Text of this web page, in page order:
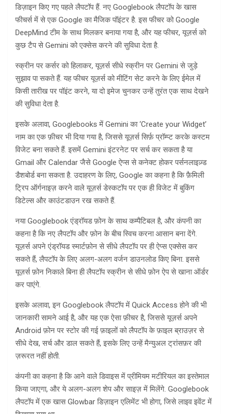
डिज़ाइन किए गए पहले लैपटॉप हैं. नए Googlebook लैपटॉप के खास
फीचर्स में से एक Google का मैजिक पॉइंटर है. इस फीचर को Google
DeepMind टीम के साथ मिलकर बनाया गया है, और यह फीचर, यूज़र्स को
कुछ टैप से Gemini को एक्सेस करने की सुविधा देता है.
स्क्रीन पर कर्सर को हिलाकर, यूज़र्स सीधे स्क्रीन पर Gemini से जुड़े
सुझाव पा सकते हैं. यह फीचर यूज़र्स को मीटिंग सेट करने के लिए ईमेल में
किसी तारीख पर पॉइंट करने, या दो इमेज चुनकर उन्हें तुरंत एक साथ देखने
की सुविधा देता है.
इसके अलावा, Googlebooks में Gemini का ‘Create your Widget’
नाम का एक फ़ीचर भी दिया गया है, जिससे यूज़र्स सिर्फ़ प्रॉम्प्ट करके कस्टम
विजेट बना सकते हैं. इसमें Gemini इंटरनेट पर सर्च कर सकता है या
Gmail और Calendar जैसे Google ऐप्स से कनेक्ट होकर पर्सनलाइज़्ड
डैशबोर्ड बना सकता है. उदाहरण के लिए, Google का कहना है कि फ़ैमिली
ट्रिप ऑर्गनाइज़ करने वाले यूज़र्स डेस्कटॉप पर एक ही विजेट में बुकिंग
डिटेल्स और काउंटडाउन रख सकते हैं.
नया Googlebook एंड्रॉयड फ़ोन के साथ कम्पैटिबल है, और कंपनी का
कहना है कि नए लैपटॉप और फ़ोन के बीच स्विच करना आसान बना देंगे.
यूज़र्स अपने एंड्रॉयड स्मार्टफ़ोन से सीधे लैपटॉप पर ही ऐप्स एक्सेस कर
सकते हैं, लैपटॉप के लिए अलग-अलग वर्जन डाउनलोड किए बिना. इससे
यूज़र्स फ़ोन निकाले बिना ही लैपटॉप स्क्रीन से सीधे फ़ोन ऐप से खाना ऑर्डर
कर पाएंगे.
इसके अलावा, इन Googlebook लैपटॉप में Quick Access होने की भी
जानकारी सामने आई है, और यह एक ऐसा फ़ीचर है, जिससे यूज़र्स अपने
Android फ़ोन पर स्टोर की गई फ़ाइलों को लैपटॉप के फ़ाइल ब्राउज़र से
सीधे देख, सर्च और डाल सकते हैं, इसके लिए उन्हें मैन्युअल ट्रांसफ़र की
ज़रूरत नहीं होती.
कंपनी का कहना है कि आने वाले डिवाइस में प्रीमियम मटीरियल का इस्तेमाल
किया जाएगा, और ये अलग-अलग शेप और साइज़ में मिलेंगे. Googlebook
लैपटॉप में एक खास Glowbar डिज़ाइन एलिमेंट भी होगा, जिसे लाइव इवेंट में